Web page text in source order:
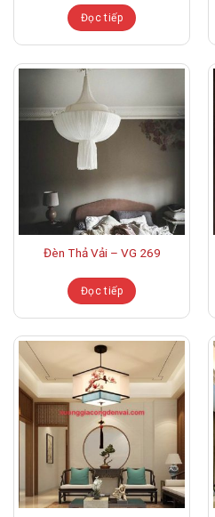
Đọc tiếp
Đèn Thả Vải – VG 269
Đọc tiếp